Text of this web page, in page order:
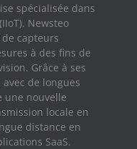
spécialisée dans
Newsteo
capteurs
à des fins de
Grâce à ses
de longues
une nouvelle
locale en
distance en
SaaS.